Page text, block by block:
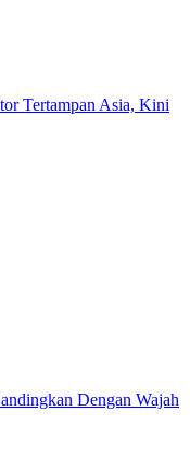
Tertampan Asia, Kini
Dengan Wajah